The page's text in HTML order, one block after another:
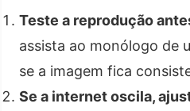
Teste a reprodução
assista ao monólogo de
se a imagem fica
Se a internet oscila,